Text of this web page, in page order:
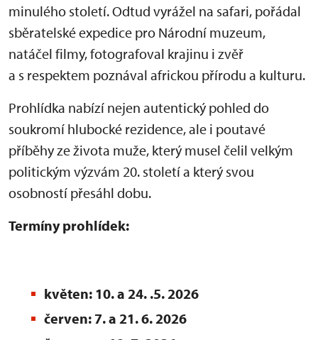
minulého století. Odtud vyrážel na safari, pořádal
sběratelské expedice pro Národní muzeum,
natáčel filmy, fotografoval krajinu i zvěř
a s respektem poznával africkou přírodu a kulturu.
Prohlídka nabízí nejen autentický pohled do
soukromí hlubocké rezidence, ale i poutavé
příběhy ze života muže, který musel čelil velkým
politickým výzvám 20. století a který svou
osobností přesáhl dobu.
Termíny prohlídek:
květen: 10. a 24. .5. 2026
červen: 7. a 21. 6. 2026